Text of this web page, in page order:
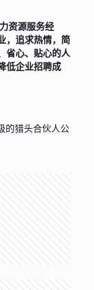
资源服务经
，追求热情，简
省心、贴心的人
低企业招聘成
的猎头合伙人公